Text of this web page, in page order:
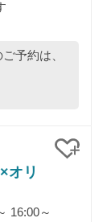
予約は、
オリ
16:00～